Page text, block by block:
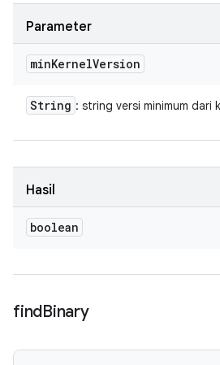
Parameter
minKernelVersion
String : string versi minimum dari
Hasil
boolean
findBinary